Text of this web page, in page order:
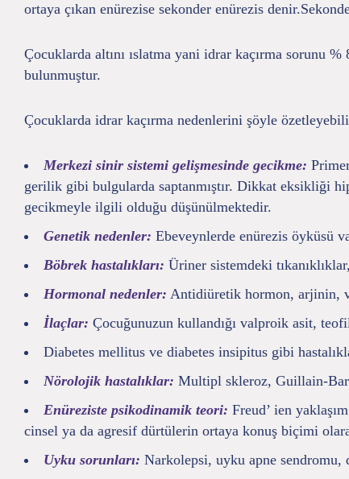
ortaya çıkan enürezise sekonder enürezis
Çocuklarda altını ıslatma yani idrar kaçırma sorunu
bulunmuştur.
Çocuklarda idrar kaçırma nedenlerini şöyle
Merkezi sinir sistemi gelişmesinde gecikme:
gerilik gibi bulgularda saptanmıştır. Dikkat eksikliği
gecikmeyle ilgili olduğu düşünülmektedir.
Genetik nedenler: Ebeveynlerde enürezis öyküsü
Böbrek hastalıkları: Üriner sistemdeki
Hormonal nedenler: Antidiüretik hormon, arjinin,
İlaçlar: Çocuğunuzun kullandığı valproik asit,
Diabetes mellitus ve diabetes insipitus gibi
Nörolojik hastalıklar: Multipl skleroz, Guillain-
Enüreziste psikodinamik teori: Freud’ ien
cinsel ya da agresif dürtülerin ortaya konuş biçimi
Uyku sorunları: Narkolepsi, uyku apne